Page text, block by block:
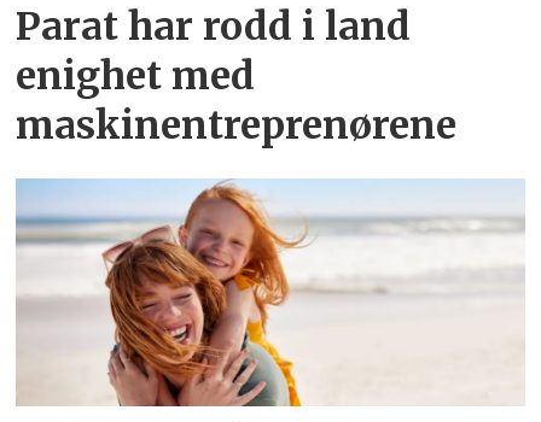
Parat har rodd i land
enighet med
maskinentreprenørene